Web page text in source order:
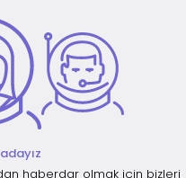
haberdar olmak için bizleri